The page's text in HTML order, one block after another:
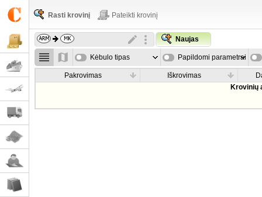
Rasti krovinį Pateikti krovinį
Naujas
Kėbulo tipas Papildomi parametrai
Pakrovimas Iškrovimas
Krovinių